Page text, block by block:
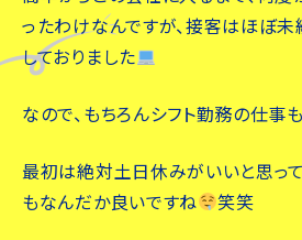
ったわけなんですが、接客はほぼ
しておりました
なので、もちろんシフト勤務の仕事
最初は絶対土日休みがいいと思っ
もなんだか良いですね
笑笑